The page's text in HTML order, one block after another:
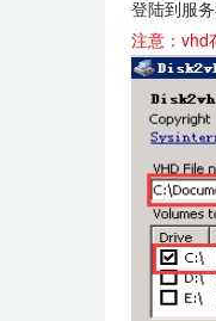
登陆到服
注意：vhd